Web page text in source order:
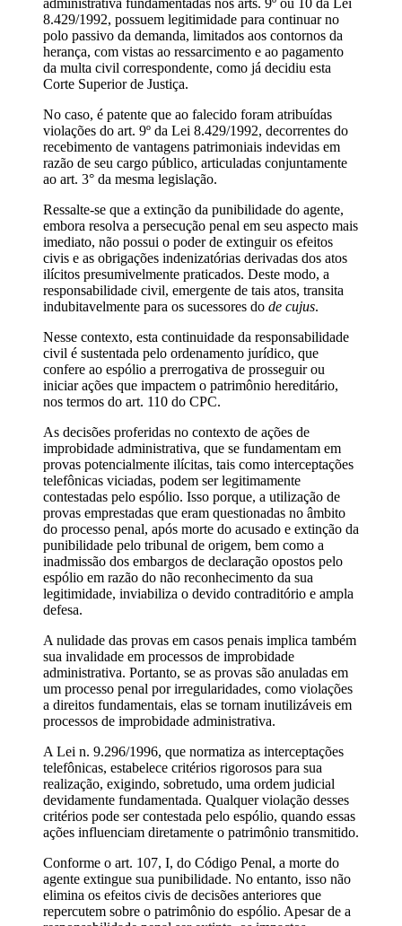
administrativa fundamentadas nos arts. 9º ou 10 da Lei
8.429/1992, possuem legitimidade para continuar no
polo passivo da demanda, limitados aos contornos da
herança, com vistas ao ressarcimento e ao pagamento
da multa civil correspondente, como já decidiu esta
Corte Superior de Justiça.
No caso, é patente que ao falecido foram atribuídas
violações do art. 9º da Lei 8.429/1992, decorrentes do
recebimento de vantagens patrimoniais indevidas em
razão de seu cargo público, articuladas conjuntamente
ao art. 3° da mesma legislação.
Ressalte-se que a extinção da punibilidade do agente,
embora resolva a persecução penal em seu aspecto mais
imediato, não possui o poder de extinguir os efeitos
civis e as obrigações indenizatórias derivadas dos atos
ilícitos presumivelmente praticados. Deste modo, a
responsabilidade civil, emergente de tais atos, transita
indubitavelmente para os sucessores do de cujus.
Nesse contexto, esta continuidade da responsabilidade
civil é sustentada pelo ordenamento jurídico, que
confere ao espólio a prerrogativa de prosseguir ou
iniciar ações que impactem o patrimônio hereditário,
nos termos do art. 110 do CPC.
As decisões proferidas no contexto de ações de
improbidade administrativa, que se fundamentam em
provas potencialmente ilícitas, tais como interceptações
telefônicas viciadas, podem ser legitimamente
contestadas pelo espólio. Isso porque, a utilização de
provas emprestadas que eram questionadas no âmbito
do processo penal, após morte do acusado e extinção da
punibilidade pelo tribunal de origem, bem como a
inadmissão dos embargos de declaração opostos pelo
espólio em razão do não reconhecimento da sua
legitimidade, inviabiliza o devido contraditório e ampla
defesa.
A nulidade das provas em casos penais implica também
sua invalidade em processos de improbidade
administrativa. Portanto, se as provas são anuladas em
um processo penal por irregularidades, como violações
a direitos fundamentais, elas se tornam inutilizáveis em
processos de improbidade administrativa.
A Lei n. 9.296/1996, que normatiza as interceptações
telefônicas, estabelece critérios rigorosos para sua
realização, exigindo, sobretudo, uma ordem judicial
devidamente fundamentada. Qualquer violação desses
critérios pode ser contestada pelo espólio, quando essas
ações influenciam diretamente o patrimônio transmitido.
Conforme o art. 107, I, do Código Penal, a morte do
agente extingue sua punibilidade. No entanto, isso não
elimina os efeitos civis de decisões anteriores que
repercutem sobre o patrimônio do espólio. Apesar de a